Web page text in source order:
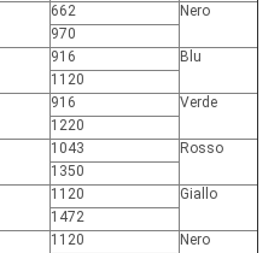
662
Nero
970
916
Blu
1120
916
Verde
1220
1043
Rosso
1350
1120
Giallo
1472
1120
Nero